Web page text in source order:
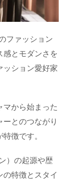
ファッション
感とモダンさを
ッション愛好家
から始まった
とのつながり
徴です。
）の起源や歴
特徴とスタイ